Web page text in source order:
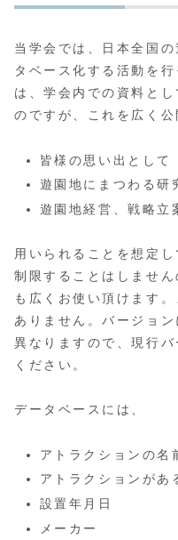
当学会では、日本全国
タベース化する活動を
は、学会内での資料と
のですが、これを広く公
皆様の思い出として
遊園地にまつわる研
遊園地経営、戦略立
用いられることを想定
制限することはしませ
も広くお使い頂けます
ありません。バージョ
異なりますので、現行
ください。
データベースには、
アトラクションの名
アトラクションが
設置年月日
メーカー